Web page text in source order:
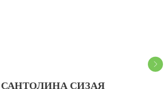
САНТОЛИНА СИЗАЯ